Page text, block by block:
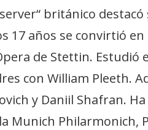
británico
17 años se convirtió
de Stettin.
con William Pleeth.
y Daniil Shafran.
Munich Philarmonich,